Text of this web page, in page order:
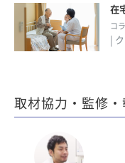
在
コ
|
取材協力・監修・